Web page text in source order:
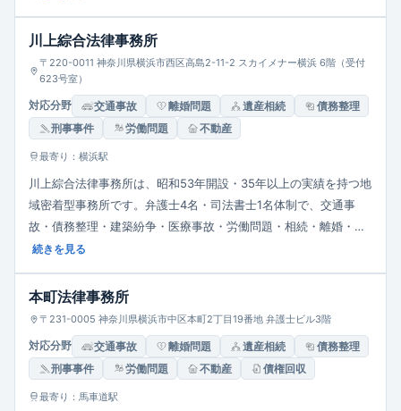
ズに応える信頼の体制が特徴です。
川上綜合法律事務所
〒220-0011 神奈川県横浜市西区高島2-11-2 スカイメナー横浜 6階（受付
623号室）
対応分野 交通事故 離婚問題 遺産相続
債務整理
刑事事件
労働問題 不動産
最寄り：横浜駅
川上綜合法律事務所は、昭和53年開設・35年以上の実績を持つ地
域密着型事務所です。弁護士4名・司法書士1名体制で、交通事
故・債務整理・建築紛争・医療事故・労働問題・相続・離婚・成
年後見から企業法務・知財・行政・刑事事件まで幅広く対応。平
つ柔軟に法的支援を提供しています。
続きを見る
本町法律事務所
〒231-0005 神奈川県横浜市中区本町2丁目19番地 弁護士ビル3階
対応分野 交通事故 離婚問題 遺産相続
債務整理
刑事事件
労働問題 不動産 債権回収
最寄り：馬車道駅